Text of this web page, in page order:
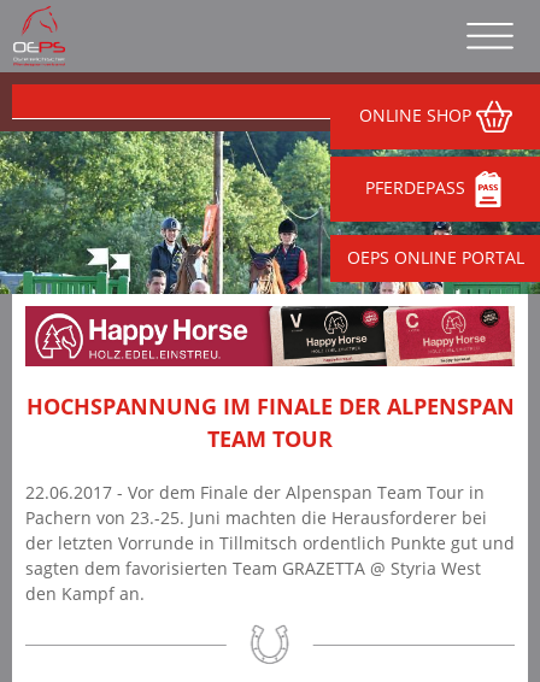
ONLINE SHOP
PFERDEPASS
OEPS ONLINE PORTAL
HOCHSPANNUNG IM FINALE DER ALPENSPAN
TEAM TOUR
22.06.2017 - Vor dem Finale der Alpenspan Team Tour in
Pachern von 23.-25. Juni machten die Herausforderer bei
der letzten Vorrunde in Tillmitsch ordentlich Punkte gut und
sagten dem favorisierten Team GRAZETTA @ Styria West
den Kampf an.